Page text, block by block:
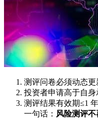
测评问卷必须动态更
投资者申请高于自
测评结果有效期≤1
一句话： 风险测评